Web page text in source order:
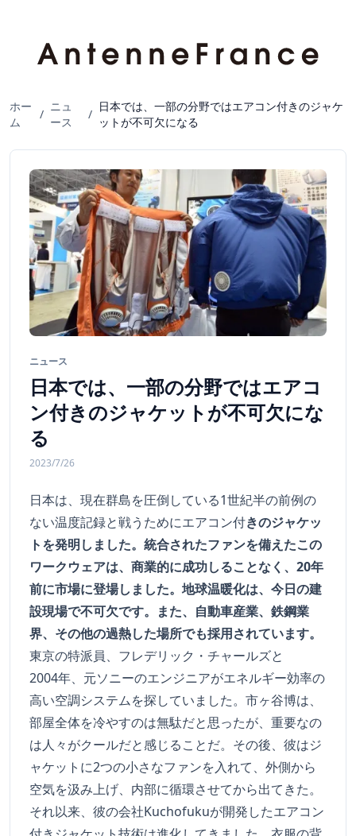
ホー
ム
/
ニュ
ース
/
日本では、一部の分野ではエアコン付きのジャケ
ットが不可欠になる
ニュース
日本では、一部の分野ではエアコ
ン付きのジャケットが不可欠にな
る
2023/7/26
日本は、現在群島を圧倒している1世紀半の前例の
ない温度記録と戦うためにエアコン付きのジャケッ
トを発明しました。統合されたファンを備えたこの
ワークウェアは、商業的に成功しることなく、20年
前に市場に登場しました。地球温暖化は、今日の建
設現場で不可欠です。また、自動車産業、鉄鋼業
界、その他の過熱した場所でも採用されています。
東京の特派員、フレデリック・チャールズと
2004年、元ソニーのエンジニアがエネルギー効率の
高い空調システムを探していました。市ヶ谷博は、
部屋全体を冷やすのは無駄だと思ったが、重要なの
は人々がクールだと感じることだ。その後、彼はジ
ャケットに2つの小さなファンを入れて、外側から
空気を汲み上げ、内部に循環させてから出てきた。
それ以来、彼の会社Kuchofukuが開発したエアコン